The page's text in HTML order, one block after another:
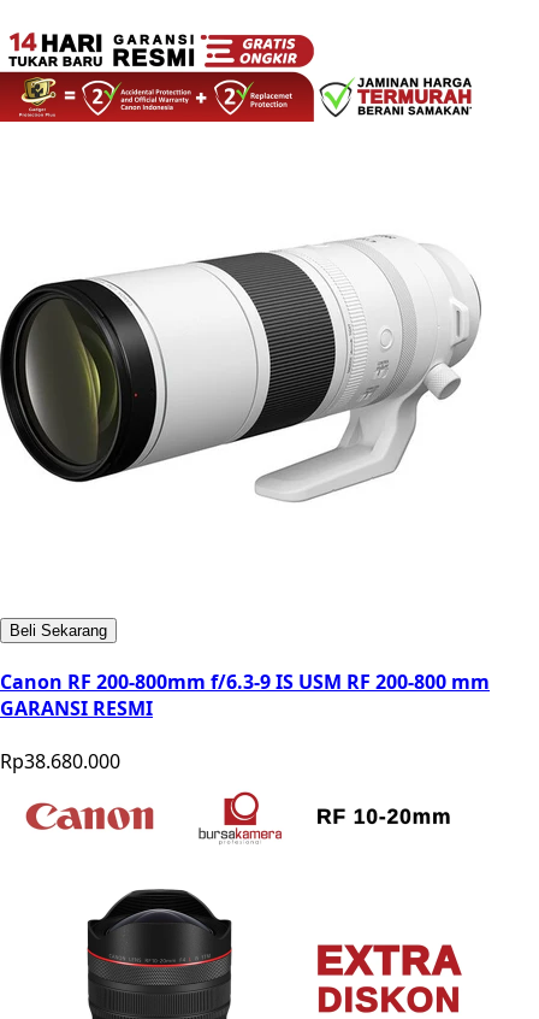
Beli Sekarang
Canon RF 200-800mm f/6.3-9 IS USM RF 200-800 mm
GARANSI RESMI
Rp38.680.000